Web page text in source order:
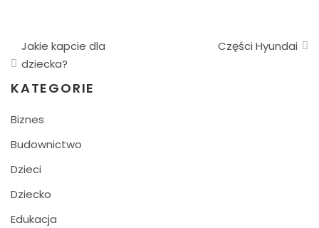
Nawigacja
wpisu
Jakie kapcie dla
dziecka?
Części Hyundai
KATEGORIE
Biznes
Budownictwo
Dzieci
Dziecko
Edukacja